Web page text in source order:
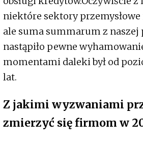
niektóre sektory przemysłowe
ale suma summarum z
nastąpiło pewne
momentami daleki był od
lat.
Z jakimi wyzwaniami
zmierzyć się firmom w